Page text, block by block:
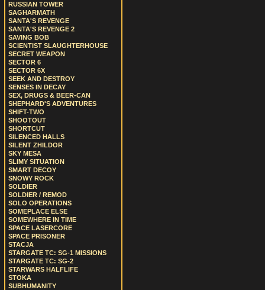
RUSSIAN TOWER
SAGHARMATH
SANTA'S REVENGE
SANTA'S REVENGE 2
SAVING BOB
SCIENTIST SLAUGHTERHOUSE
SECRET WEAPON
SECTOR 6
SECTOR 6X
SEEK AND DESTROY
SENSES IN DECAY
SEX, DRUGS & BEER-CAN
SHEPHARD'S ADVENTURES
SHIFT-TWO
SHOOTOUT
SHORTCUT
SILENCED HALLS
SILENT ZHILDOR
SKY MESA
SLIMY SITUATION
SMART DECOY
SNOWY ROCK
SOLDIER
SOLDIER / REMOD
SOLO OPERATIONS
SOMEPLACE ELSE
SOMEWHERE IN TIME
SPACE LASERCORE
SPACE PRISONER
STACJA
STARGATE TC: SG-1 MISSIONS
STARGATE TC: SG-2
STARWARS HALFLIFE
STOKA
SUBHUMANITY